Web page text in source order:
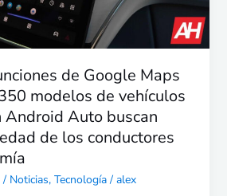
de Google Maps
modelos de vehículos
Android Auto buscan
de los conductores
/ Noticias, Tecnología/ alex